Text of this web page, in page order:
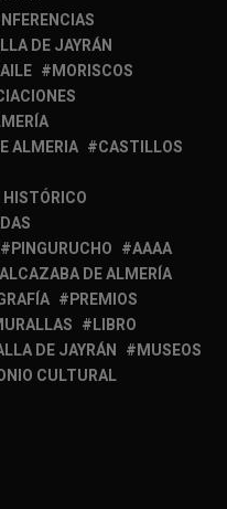
DE JAYRÁN
MORISCOS
ALMERIA
CASTILLOS
PINGURUCHO
AAAA
ALCAZABA DE ALMERÍA
PREMIOS
LIBRO
DE JAYRÁN
MUSEOS
CULTURAL